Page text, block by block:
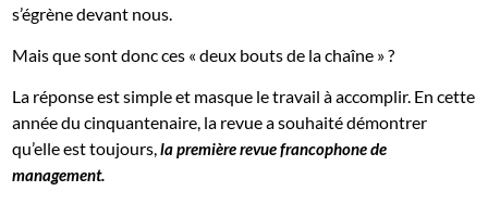
s’égrène devant nous.
Mais que sont donc ces « deux bouts de la chaîne » ?
La réponse est simple et masque le travail à accomplir. En cette
année du cinquantenaire, la revue a souhaité démontrer
qu’elle est toujours,la première revue francophone de
management.